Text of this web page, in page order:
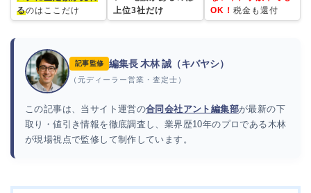
るのはここだけ
上位3社だけ
OK！ 税金も還付
記事監修 編集長 木林 誠（キバヤシ）
（元ディーラー営業・査定士）
この記事は、当サイト運営の合同会社アント編集部が最新の下
取り・値引き情報を徹底調査し、業界歴10年のプロである木林
が現場視点で監修して制作しています。